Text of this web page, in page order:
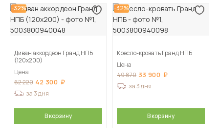
-32%
Диван аккордеон Гранд НПБ
(120х200)
Цена
62 220 42 300
за 3 дня
В корзину
-32%
Кресло-кровать Гранд НПБ
Цена
49 870 33 900
за 3 дня
В корзину